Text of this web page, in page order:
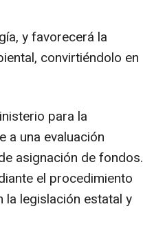
y favorecerá la
convirtiéndolo en
para la
a una evaluación
asignación de fondos.
el procedimiento
legislación estatal y